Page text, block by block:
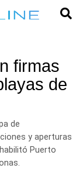
firmas
de
de
y aperturas
Puerto